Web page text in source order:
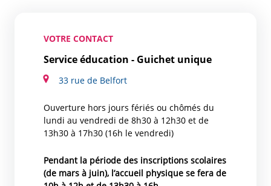
VOTRE CONTACT
Service éducation - Guichet unique
33 rue de Belfort
Ouverture hors jours fériés ou chômés du
lundi au vendredi de 8h30 à 12h30 et de
13h30 à 17h30 (16h le vendredi)
Pendant la période des inscriptions scolaires
(de mars à juin), l’accueil physique se fera de